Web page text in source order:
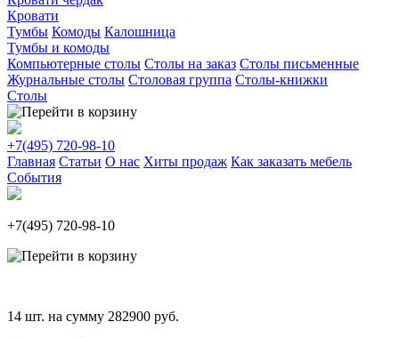
Кровати
Тумбы Комоды Калошница
Тумбы и комоды
Компьютерные столы Столы на заказ Столы письменные
Журнальные столы Столовая группа Столы-книжки
Столы
+7(495) 720-98-10
Главная Статьи О нас Хиты продаж Как заказать мебель
События
+7(495) 720-98-10
14 шт. на сумму 282900 руб.